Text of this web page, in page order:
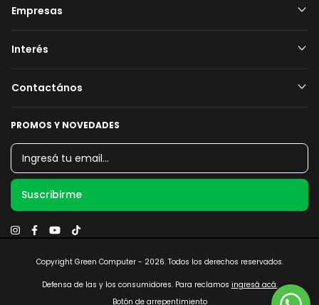
Empresas
Interés
Contactános
PROMOS Y NOVEDADES
Copyright Green Computer - 2026. Todos los derechos reservados.
Defensa de las y los consumidores. Para reclamos ingresá acá.
Botón de arrepentimiento